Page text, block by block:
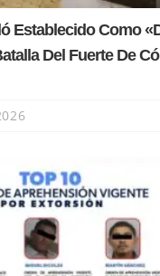
Establecido Como
Del Fuerte De